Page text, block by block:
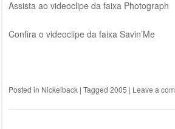
Assista ao videoclipe da faixa Photograph
Confira o videoclipe da faixa Savin’Me
Posted in Nickelback | Tagged 2005 | Leave a